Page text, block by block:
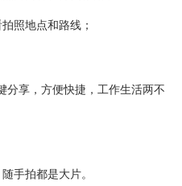
照地点和路线；
分享，方便快捷，工作生活两不
手拍都是大片。